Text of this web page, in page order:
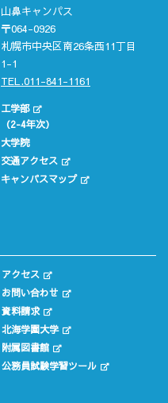
山鼻キャンパス
〒064-0926
札幌市中央区南26条西11丁目
1-1
TEL.011-841-1161
工学部
（2-4年次）
大学院
交通アクセス
キャンパスマップ
アクセス
お問い合わせ
資料請求
北海学園大学
附属図書館
公務員試験学習ツール